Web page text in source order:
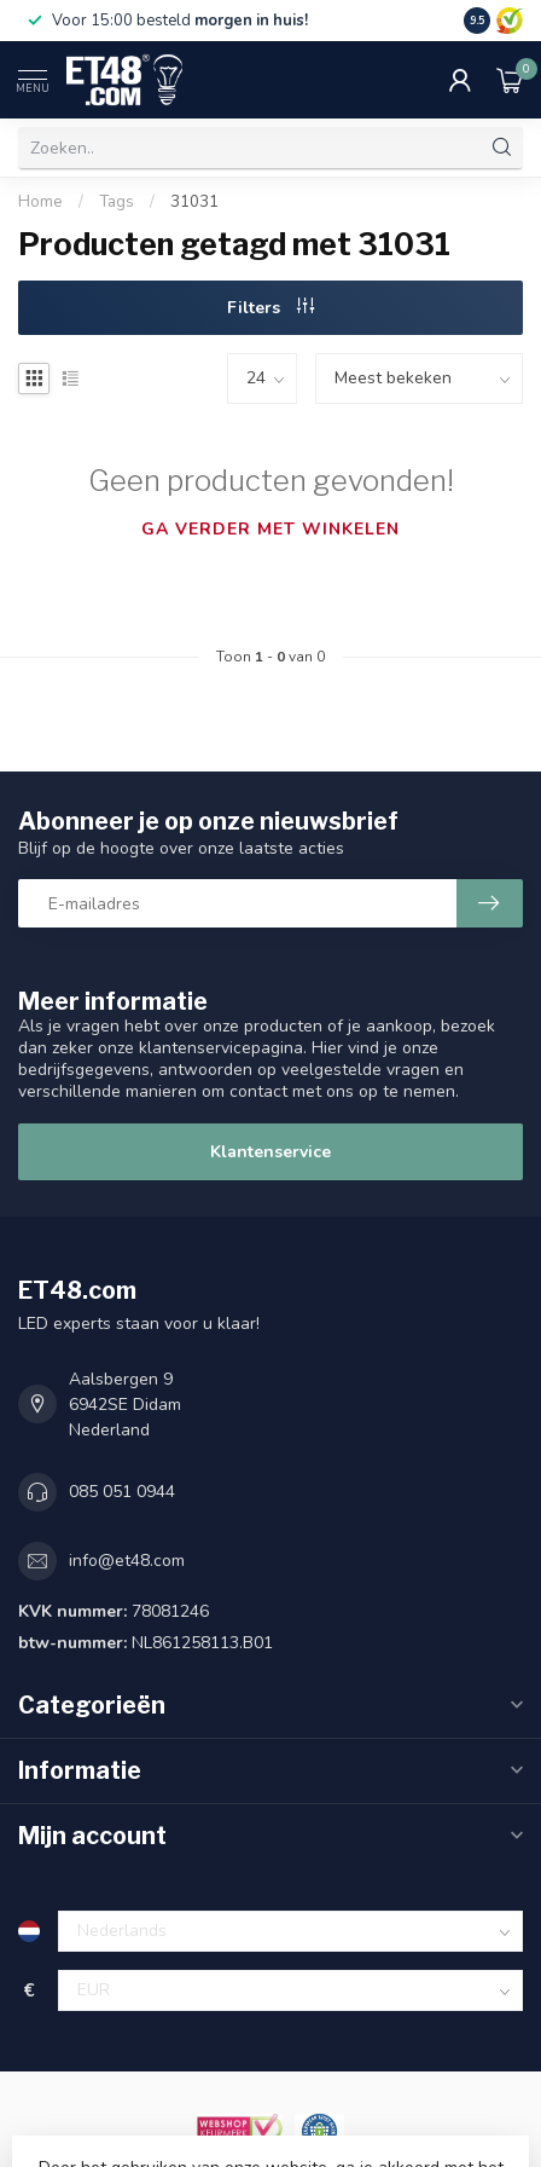
Voor 15:00 besteld morgen in huis! Gratis
€75,-.
9.5
MENU
0
Home / Tags / 31031
Producten getagd met 31031
Filters
Geen producten gevonden!
GA VERDER MET WINKELEN
Toon 1 - 0van 0
Meer informatie
Als je vragen hebt over onze producten of je aankoop, bezoek
dan zeker onze klantenservicepagina. Hier vind je onze
bedrijfsgegevens, antwoorden op veelgestelde vragen en
verschillende manieren om contact met ons op te nemen.
Klantenservice
Abonneer je op onze nieuwsbrief
Blijf op de hoogte over onze laatste acties
ET48.com
LED experts staan voor u klaar!
Aalsbergen 9
6942SE Didam
Nederland
085 051 0944
info@et48.com
KVK nummer: 78081246
btw-nummer: NL861258113.B01
Categorieën
Informatie
Mijn account
€